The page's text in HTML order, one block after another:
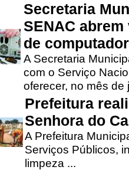
Secretaria
SENAC
de
A Secretaria
com o Serviço
oferecer, no mês de
Prefeitura
Senhora do
A Prefeitura
Serviços Públicos,
limpeza ...